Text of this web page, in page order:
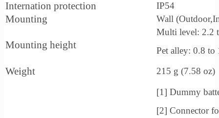
Internation protection IP54
Mounting Wall
Mounting height
Multi level: 2.2
Pet alley: 0.8 to
Weight 215 g (7.58 oz)
[1] Dummy
[2] Connector